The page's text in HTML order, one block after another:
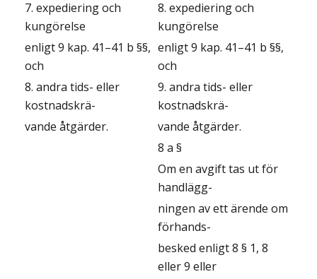
7. expediering och
kungörelse
8. expediering och
kungörelse
enligt 9 kap. 41–41 b §§,
och
enligt 9 kap. 41–41 b §§,
och
8. andra tids- eller
kostnadskrä-
9. andra tids- eller
kostnadskrä-
vande åtgärder.
vande åtgärder.
8 a §
Om en avgift tas ut för
handlägg-
ningen av ett ärende om
förhands-
besked enligt 8 § 1, 8
eller 9 eller